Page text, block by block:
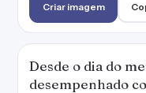
Criar imagem
Desde o dia do
desempenhado